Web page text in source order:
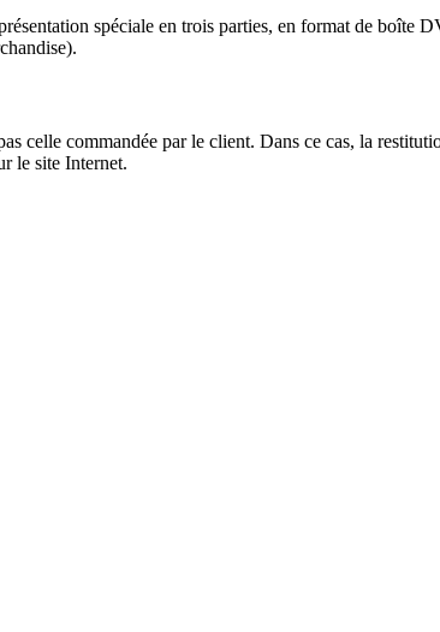
spéciale en trois parties, en format de boîte
celle commandée par le client. Dans ce cas, la
le site Internet.